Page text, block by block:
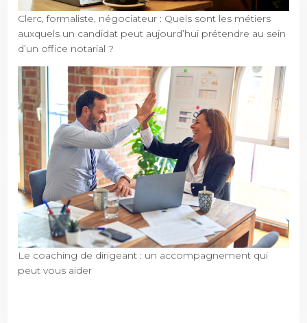
Clerc, formaliste, négociateur : Quels sont les métiers
auxquels un candidat peut aujourd’hui prétendre au sein
d’un office notarial ?
Le coaching de dirigeant : un accompagnement qui
peut vous aider